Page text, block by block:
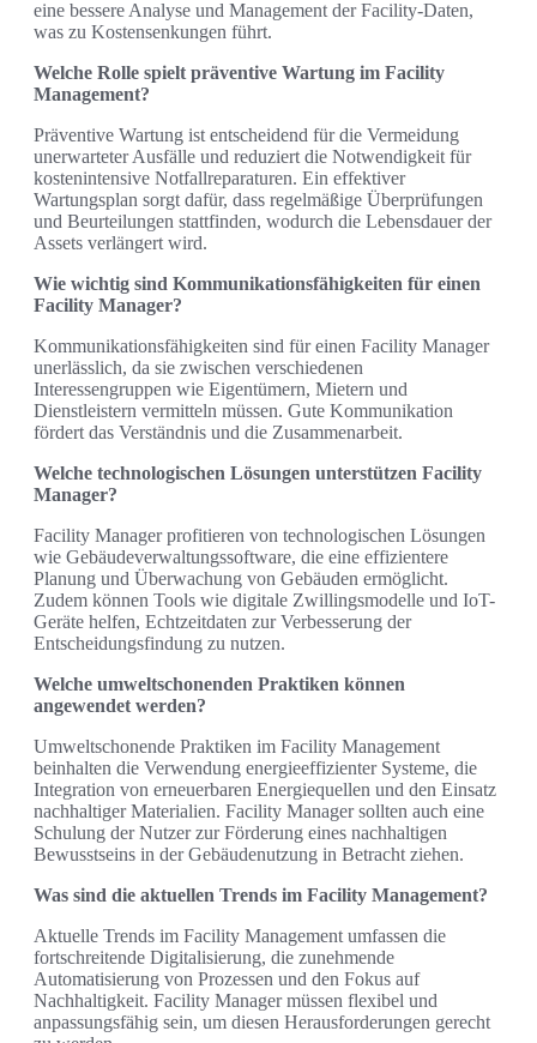
eine bessere Analyse und Management der Facility-Daten,
was zu Kostensenkungen führt.
Welche Rolle spielt präventive Wartung im Facility
Management?
Präventive Wartung ist entscheidend für die Vermeidung
unerwarteter Ausfälle und reduziert die Notwendigkeit für
kostenintensive Notfallreparaturen. Ein effektiver
Wartungsplan sorgt dafür, dass regelmäßige Überprüfungen
und Beurteilungen stattfinden, wodurch die Lebensdauer der
Assets verlängert wird.
Wie wichtig sind Kommunikationsfähigkeiten für einen
Facility Manager?
Kommunikationsfähigkeiten sind für einen Facility Manager
unerlässlich, da sie zwischen verschiedenen
Interessengruppen wie Eigentümern, Mietern und
Dienstleistern vermitteln müssen. Gute Kommunikation
fördert das Verständnis und die Zusammenarbeit.
Welche technologischen Lösungen unterstützen Facility
Manager?
Facility Manager profitieren von technologischen Lösungen
wie Gebäudeverwaltungssoftware, die eine effizientere
Planung und Überwachung von Gebäuden ermöglicht.
Zudem können Tools wie digitale Zwillingsmodelle und IoT-
Geräte helfen, Echtzeitdaten zur Verbesserung der
Entscheidungsfindung zu nutzen.
Welche umweltschonenden Praktiken können
angewendet werden?
Umweltschonende Praktiken im Facility Management
beinhalten die Verwendung energieeffizienter Systeme, die
Integration von erneuerbaren Energiequellen und den Einsatz
nachhaltiger Materialien. Facility Manager sollten auch eine
Schulung der Nutzer zur Förderung eines nachhaltigen
Bewusstseins in der Gebäudenutzung in Betracht ziehen.
Was sind die aktuellen Trends im Facility Management?
Aktuelle Trends im Facility Management umfassen die
fortschreitende Digitalisierung, die zunehmende
Automatisierung von Prozessen und den Fokus auf
Nachhaltigkeit. Facility Manager müssen flexibel und
anpassungsfähig sein, um diesen Herausforderungen gerecht